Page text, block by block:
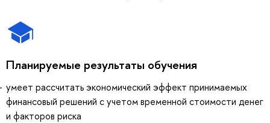
Планируемые результаты обучения
умеет рассчитать экономический эффект принимаемых
финансовый решений с учетом временной стоимости денег
и факторов риска